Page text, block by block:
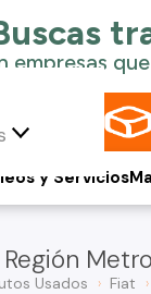
y Servicios
Usados Fiat